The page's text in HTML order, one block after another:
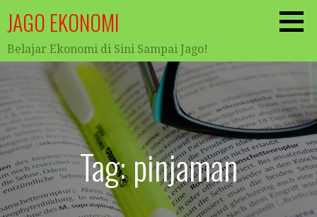
content
JAGO EKONOMI
Belajar Ekonomi di Sini Sampai Jago!
Tag: pinjaman